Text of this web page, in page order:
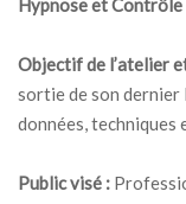
Hypnose et
Objectif de l’atelier
sortie de son dernier
données, techniques
Public visé :